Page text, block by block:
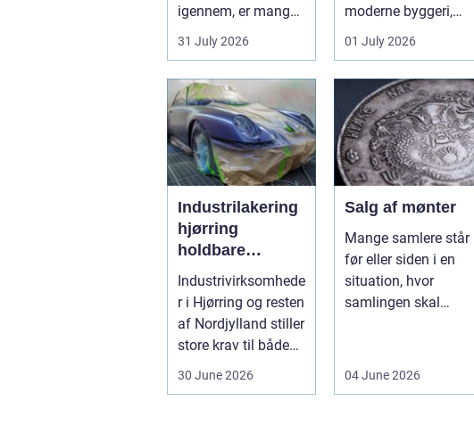
igennem, er mange
fristede til bar...
31 July 2026
moderne byggeri,
især i badeværelser,
køkkener og andr...
01 July 2026
Industrilakering
hjørring
holdbare
overflader til
industri og
erhverv
Industrivirksomhede
r i Hjørring og resten
af Nordjylland stiller
store krav til både
30 June 2026
Salg af mønter
Mange samlere står
før eller siden i en
situation, hvor
samlingen skal
04 June 2026